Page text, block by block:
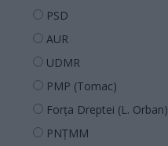
PSD
AUR
UDMR
PMP (Tomac)
Forța Dreptei (L. Orban)
PNȚMM